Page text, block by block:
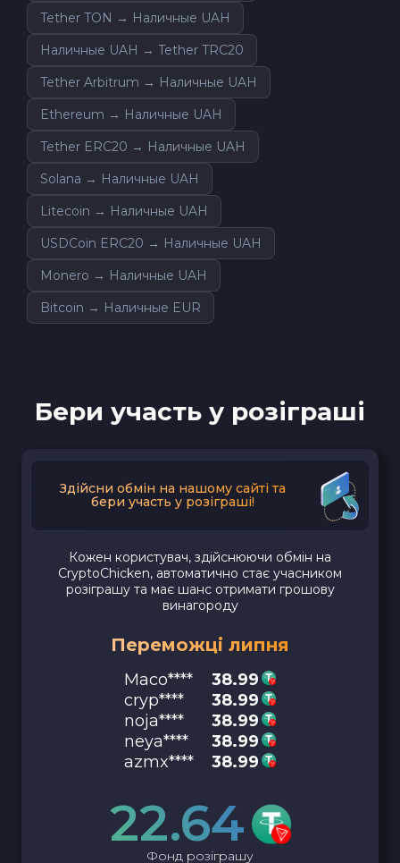
Tether TON → Наличные UAH
Наличные UAH → Tether TRC20
Tether Arbitrum → Наличные UAH
Ethereum → Наличные UAH
Tether ERC20 → Наличные UAH
Solana → Наличные UAH
Litecoin → Наличные UAH
USDCoin ERC20 → Наличные UAH
Monero → Наличные UAH
Bitcoin → Наличные EUR
Бери участь у розіграші
Здійсни обмін на нашому сайті та
бери участь у розіграші!
Кожен користувач, здійснюючи обмін на
CryptoChicken, автоматично стає учасником
розіграшу та має шанс отримати грошову
винагороду
Переможці липня
Maco****
38.99
cryp****
38.99
noja****
38.99
neya****
38.99
azmx****
38.99
22.64
Фонд розіграшу